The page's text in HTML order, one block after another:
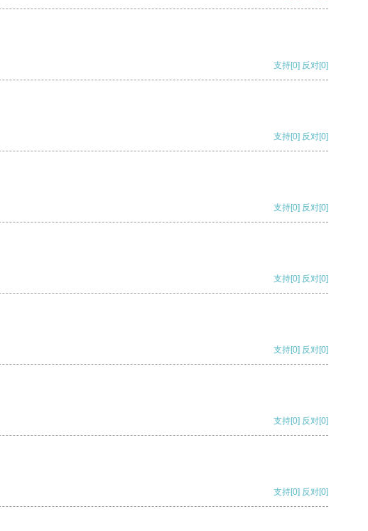
支持[0] 反对[0]
支持[0] 反对[0]
支持[0] 反对[0]
支持[0] 反对[0]
支持[0] 反对[0]
支持[0] 反对[0]
支持[0] 反对[0]